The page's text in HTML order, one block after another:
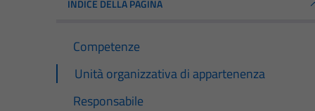
INDICE DELLA PAGINA
Competenze
Unità organizzativa di appartenenza
Responsabile